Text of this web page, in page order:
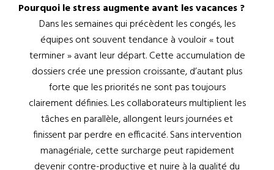
Pourquoi le stress augmente avant les vacances ?
Dans les semaines qui précèdent les congés, les
équipes ont souvent tendance à vouloir « tout
terminer » avant leur départ. Cette accumulation de
dossiers crée une pression croissante, d’autant plus
forte que les priorités ne sont pas toujours
clairement définies. Les collaborateurs multiplient les
tâches en parallèle, allongent leurs journées et
finissent par perdre en efficacité. Sans intervention
managériale, cette surcharge peut rapidement